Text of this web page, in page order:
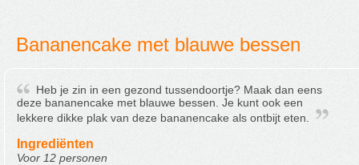
Bananencake met blauwe bessen
Heb je zin in een gezond tussendoortje? Maak dan eens
deze bananencake met blauwe bessen. Je kunt ook een
lekkere dikke plak van deze bananencake als ontbijt eten.
Ingrediënten
Voor 12 personen